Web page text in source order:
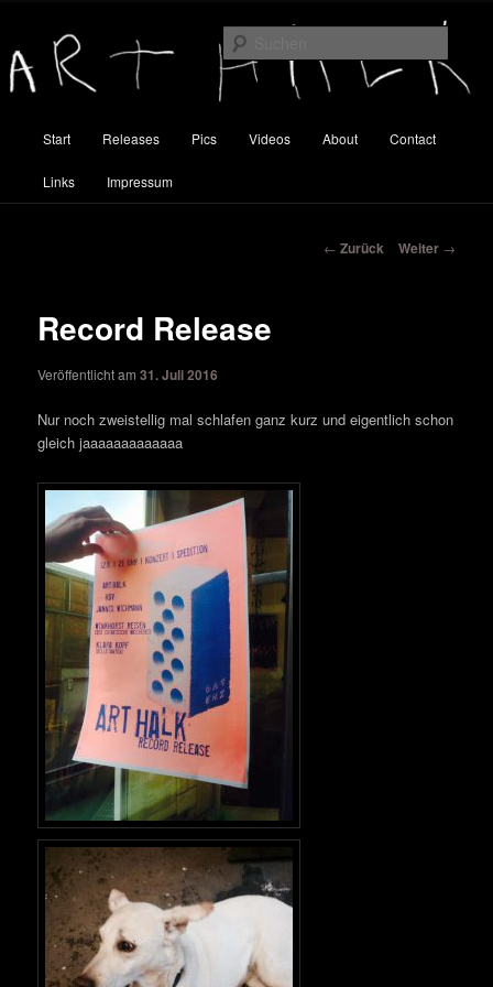
wechseln
Art Halk
Start Releases Pics Videos About Contact
Links Impressum
Beitragsnavigation
← Zurück Weiter →
Record Release
Veröffentlicht am31. Juli 2016
Nur noch zweistellig mal schlafen ganz kurz und eigentlich schon
gleich jaaaaaaaaaaaaa